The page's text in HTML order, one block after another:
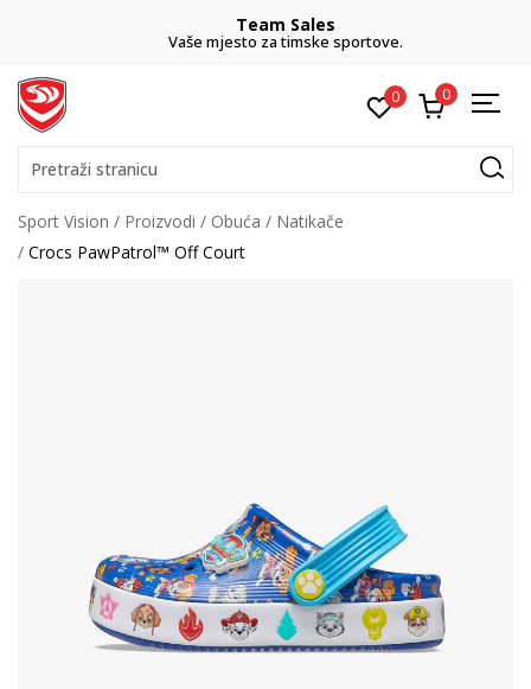
Team Sales
Vaše mjesto za timske sportove.
0 0
Pretraži stranicu
Sport Vision Proizvodi Obuća
Natikače
Crocs PawPatrol™ Off Court